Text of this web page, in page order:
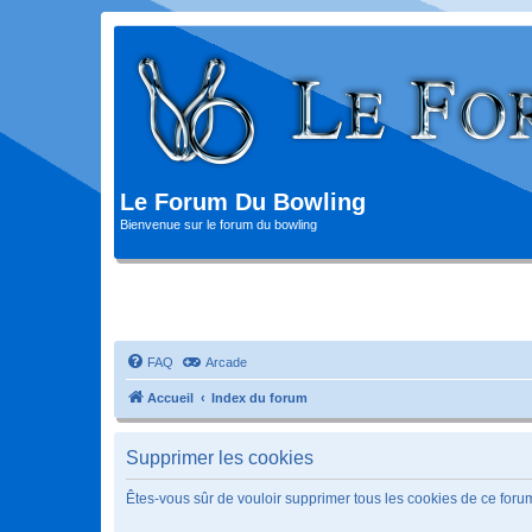
Le Forum Du Bowling
Bienvenue sur le forum du bowling
FAQ Arcade
Accueil Index du forum
Supprimer les cookies
Êtes-vous sûr de vouloir supprimer tous les cookies de ce